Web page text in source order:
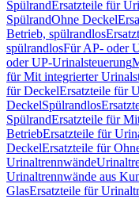
SpülrandErsatzteile für
SpülrandOhne Deckel
Betrieb, spülrandlos
spülrandlosFür AP- oder
oder UP-Urinalsteuerung
für Mit integrierter
für DeckelErsatzteile für
DeckelSpülrandlos
SpülrandErsatzteile für
BetriebErsatzteile für
DeckelErsatzteile für
Urinaltrennwände
Urinaltrennwände aus
GlasErsatzteile für